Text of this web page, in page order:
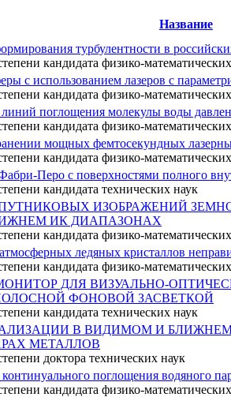
Название
турбулентности в
кандидата физико-
с использованием лазеров с
кандидата физико-
поглощения молекулы воды
кандидата физико-
мощных фемтосекундных
кандидата физико-
Перо с поверхностями полного
кандидата технических наук
ИЗОБРАЖЕНИЙ
ИК ДИАПАЗОНАХ
кандидата физико-
ледяных кристаллов
кандидата физико-
ДЛЯ ВИЗУАЛЬНО-
ФОНОВОЙ ЗАСВЕТКОЙ
кандидата технических наук
В ВИДИМОМ И
МЕТАЛЛОВ
доктора технических наук
поглощения водяного
кандидата физико-